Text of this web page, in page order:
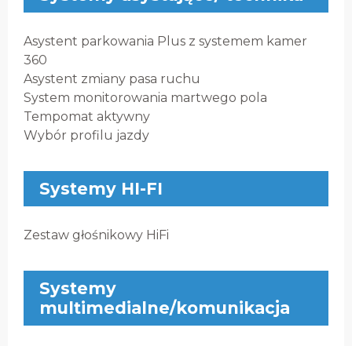
Asystent parkowania Plus z systemem kamer
360
Asystent zmiany pasa ruchu
System monitorowania martwego pola
Tempomat aktywny
Wybór profilu jazdy
Systemy HI-FI
Zestaw głośnikowy HiFi
Systemy
multimedialne/komunikacja